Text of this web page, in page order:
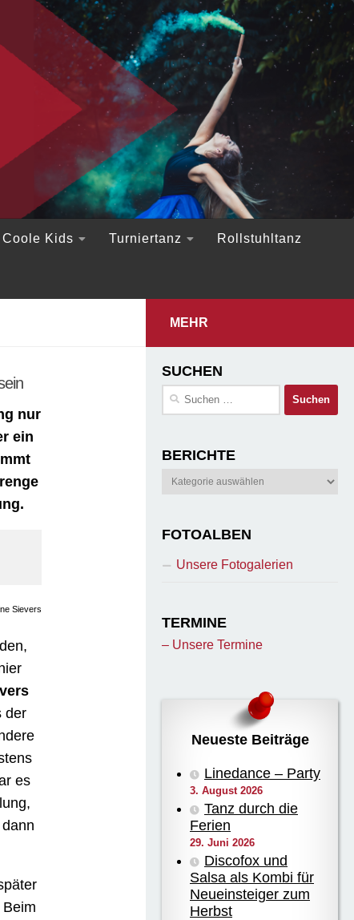
Coole Kids Turniertanz Rollstuhltanz
nur
ein
Sievers
der
es
Beim
MEHR
SUCHEN
Suchen
BERICHTE
Berichte
FOTOALBEN
Unsere Fotogalerien
TERMINE
– Unsere Termine
Neueste Beiträge
Linedance – Party
3. August 2026
Tanz durch die
Ferien
29. Juni 2026
Discofox und
Salsa als Kombi für
Neueinsteiger zum
Herbst